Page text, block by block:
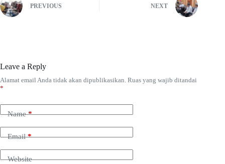
PREVIOUS NEXT
Leave a Reply
Alamat email Anda tidak akan dipublikasikan. Ruas yang wajib ditandai
*
Name*
Email*
Website